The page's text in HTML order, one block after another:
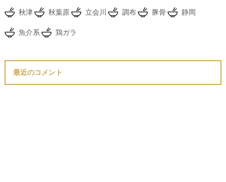
秋津 秋葉原 立会川 調布 豚骨 静岡
魚介系 鶏ガラ
最近のコメント